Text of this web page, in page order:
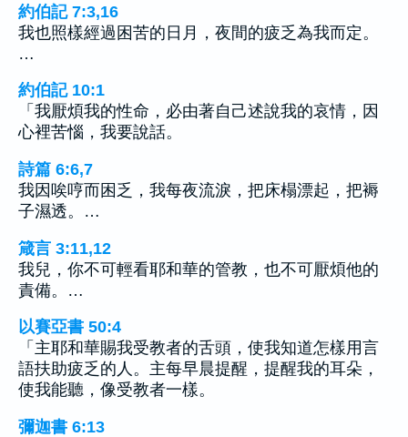
約伯記 7:3,16
我也照樣經過困苦的日月，夜間的疲乏為我而定。
…
約伯記 10:1
「我厭煩我的性命，必由著自己述說我的哀情，因
心裡苦惱，我要說話。
詩篇 6:6,7
我因唉哼而困乏，我每夜流淚，把床榻漂起，把褥
子濕透。…
箴言 3:11,12
我兒，你不可輕看耶和華的管教，也不可厭煩他的
責備。…
以賽亞書 50:4
「主耶和華賜我受教者的舌頭，使我知道怎樣用言
語扶助疲乏的人。主每早晨提醒，提醒我的耳朵，
使我能聽，像受教者一樣。
彌迦書 6:13